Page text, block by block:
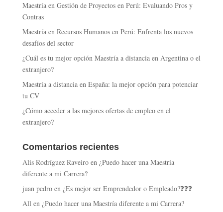
Maestría en Gestión de Proyectos en Perú: Evaluando Pros y
Contras
Maestría en Recursos Humanos en Perú: Enfrenta los nuevos
desafíos del sector
¿Cuál es tu mejor opción Maestría a distancia en Argentina o el
extranjero?
Maestría a distancia en España: la mejor opción para potenciar
tu CV
¿Cómo acceder a las mejores ofertas de empleo en el
extranjero?
Comentarios recientes
Alis Rodríguez Raveiroen ¿Puedo hacer una Maestría
diferente a mi Carrera?
juan pedroen ¿Es mejor ser Emprendedor o Empleado?❓❓❓
All en ¿Puedo hacer una Maestría diferente a mi Carrera?